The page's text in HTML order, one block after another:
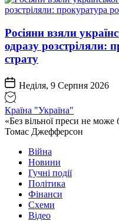
Росіяни взяли
одразу розстріляли:
страту
Неділя, 9 Серпня 2026
Країна "Україна"
«Без вільної преси не може
Томас Джефферсон
Війна
Новини
Гучні події
Політика
Фінанси
Схеми
Відео